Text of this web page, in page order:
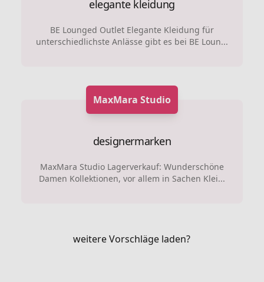
elegante kleidung
BE Lounged Outlet Elegante Kleidung für
unterschiedlichste Anlässe gibt es bei BE Loun...
MaxMara Studio
designermarken
MaxMara Studio Lagerverkauf: Wunderschöne
Damen Kollektionen, vor allem in Sachen Klei...
weitere Vorschläge laden?